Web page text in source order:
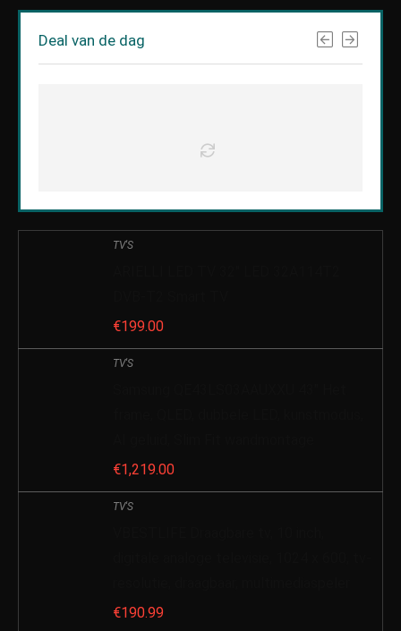
Deal van de dag
TV'S
€199.00
TV'S
€1,219.00
TV'S
€190.99